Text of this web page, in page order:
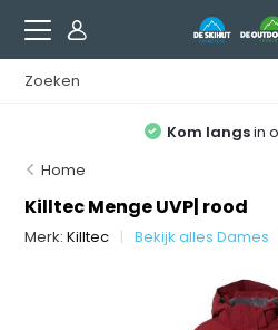
Kom langsin
Home
Killtec Menge UVP| rood
Merk:Killtec Bekijk alles Dames